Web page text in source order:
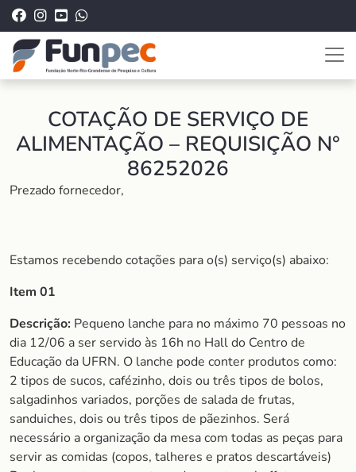
COTAÇÃO DE SERVIÇO DE
ALIMENTAÇÃO – REQUISIÇÃO N°
86252026
Prezado fornecedor,
Estamos recebendo cotações para o(s) serviço(s) abaixo:
Item 01
Descrição: Pequeno lanche para no máximo 70 pessoas no
dia 12/06 a ser servido às 16h no Hall do Centro de
Educação da UFRN. O lanche pode conter produtos como:
2 tipos de sucos, cafézinho, dois ou três tipos de bolos,
salgadinhos variados, porções de salada de frutas,
sanduiches, dois ou três tipos de pãezinhos. Será
necessário a organização da mesa com todas as peças para
servir as comidas (copos, talheres e pratos descartáveis)